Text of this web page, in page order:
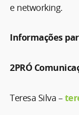
e networking.
Informações
2PRÓ
Teresa Silva –